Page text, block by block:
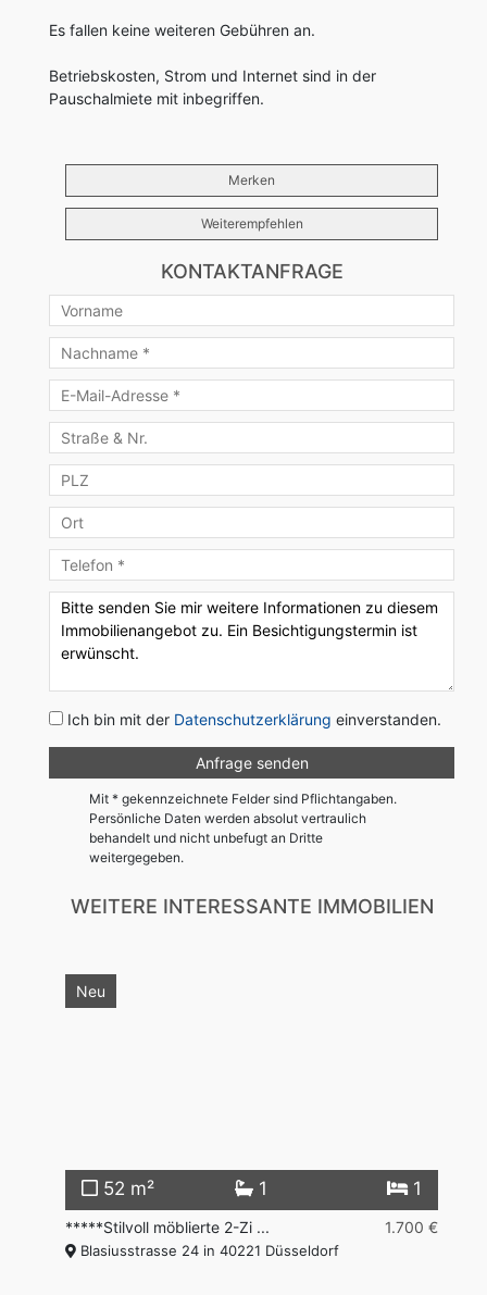
Es fallen keine weiteren Gebühren an.
Betriebskosten, Strom und Internet sind in der
Pauschalmiete mit inbegriffen.
Merken
Weiterempfehlen
KONTAKTANFRAGE
Ich bin mit der Datenschutzerklärung einverstanden.
Mit * gekennzeichnete Felder sind Pflichtangaben.
Persönliche Daten werden absolut vertraulich
behandelt und nicht unbefugt an Dritte
weitergegeben.
WEITERE INTERESSANTE IMMOBILIEN
Neu
52 m² 1 1
*****Stilvoll möblierte 2-Zi ... 1.700 €
Blasiusstrasse 24 in 40221 Düsseldorf